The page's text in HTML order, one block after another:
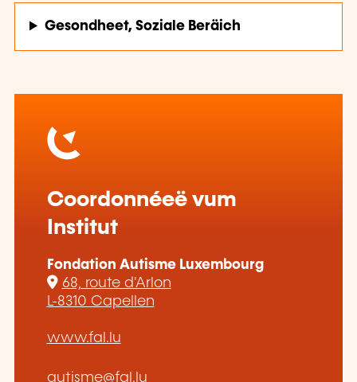
Gesondheet, Soziale Beräich
Coordonnéeë vum
Institut
Fondation Autisme Luxembourg
68, route d'Arlon
L-8310 Capellen
www.fal.lu
autisme@fal.lu